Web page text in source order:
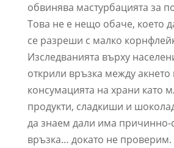
обвинява мастурбацията за
Това не е нещо обаче, което
се разреши с малко
Изследванията върху
открили връзка между акнето
консумацията на храни като
продукти, сладкиши и
да знаем дали има причинно-
връзка… докато не